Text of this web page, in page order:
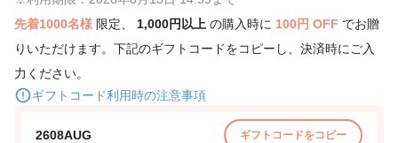
先着1000名様 限定、 1,000円以上 の購入時に 100円 OFF でお贈
りいただけます。下記のギフトコードをコピーし、決済時にご入
力ください。
ギフトコード利用時の注意事項
2608AUG ギフトコードをコピー